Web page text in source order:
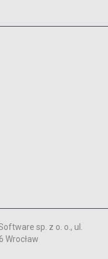
sp. z o. o., ul.
Wrocław